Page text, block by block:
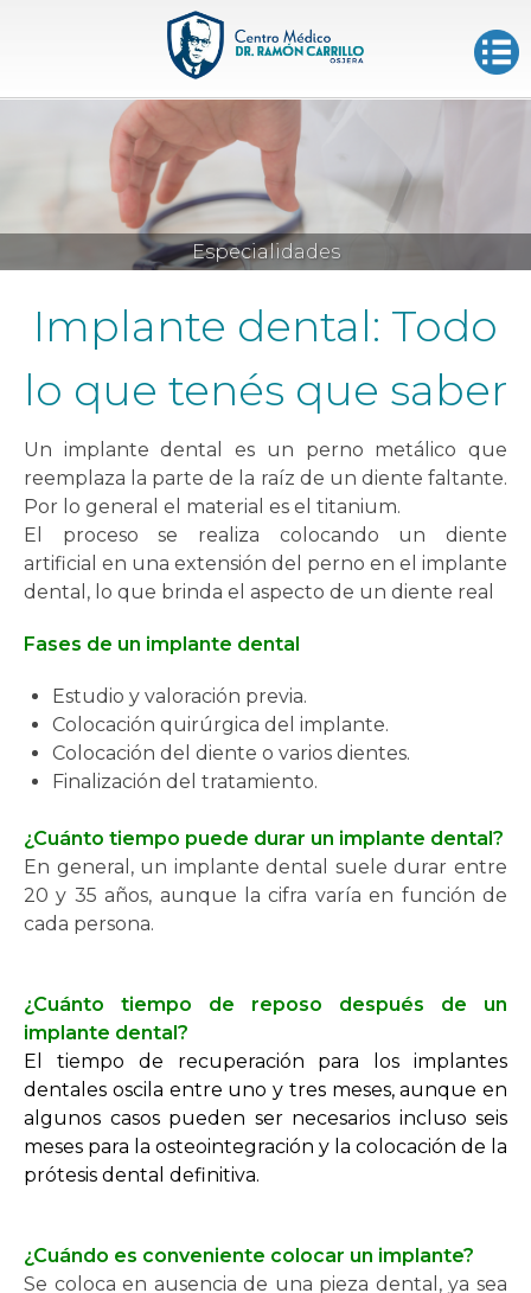
Especialidades
Implante dental: Todo
lo que tenés que saber
Un implante dental es un perno metálico que
reemplaza la parte de la raíz de un diente faltante.
Por lo general el material es el titanium.
El proceso se realiza colocando un diente
artificial en una extensión del perno en el implante
dental, lo que brinda el aspecto de un diente real
Fases de un implante dental
Estudio y valoración previa.
Colocación quirúrgica del implante.
Colocación del diente o varios dientes.
Finalización del tratamiento.
¿Cuánto tiempo puede durar un implante dental?
En general, un implante dental suele durar entre
20 y 35 años, aunque la cifra varía en función de
cada persona.
¿Cuánto tiempo de reposo después de un
implante dental?
El tiempo de recuperación para los implantes
dentales oscila entre uno y tres meses, aunque en
algunos casos pueden ser necesarios incluso seis
meses para la osteointegración y la colocación de la
prótesis dental definitiva.
¿Cuándo es conveniente colocar un implante?
Se coloca en ausencia de una pieza dental, ya sea